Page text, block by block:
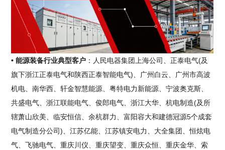
• 能源装备行业典型客户 ：人民电器集团上海公司、正泰电气(及
旗下浙江正泰电气和陕西正泰智能电气)、广州白云、广州市高波
机电、南华西、轩金智慧能源、粤特电力新能源、宁波奥克斯、
共盛电气、浙江联能电气、俊郎电气、浙江大华、杭电制造(及所
辖萧山欣美、临安恒信、余杭群力、富阳容大和建德冠源5个成套
电气制造分公司)、江苏亿能、江苏镇安电力、大全集团、恒炫电
气、飞驰电气、重庆川仪、重庆望变、重庆众恒、重庆金华、索